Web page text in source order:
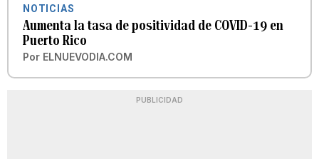
NOTICIAS
Aumenta la tasa de positividad de COVID-19 en
Puerto Rico
Por ELNUEVODIA.COM
PUBLICIDAD